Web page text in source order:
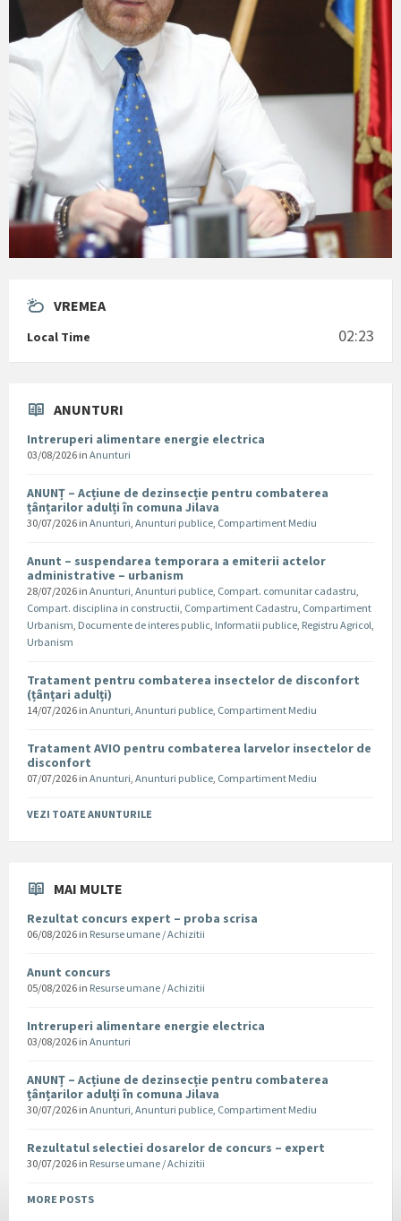
VREMEA
Local Time 02:23
ANUNTURI
Intreruperi alimentare energie electrica
03/08/2026 in Anunturi
ANUNȚ – Acțiune de dezinsecție pentru combaterea
țânțarilor adulți în comuna Jilava
30/07/2026 in Anunturi, Anunturi publice, Compartiment Mediu
Anunt – suspendarea temporara a emiterii actelor
administrative – urbanism
28/07/2026 in Anunturi, Anunturi publice, Compart. comunitar cadastru,
Compart. disciplina in constructii, Compartiment Cadastru, Compartiment
Urbanism, Documente de interes public, Informatii publice, Registru Agricol,
Urbanism
Tratament pentru combaterea insectelor de disconfort
(țânțari adulți)
14/07/2026 in Anunturi, Anunturi publice, Compartiment Mediu
Tratament AVIO pentru combaterea larvelor insectelor de
disconfort
07/07/2026 in Anunturi, Anunturi publice, Compartiment Mediu
VEZI TOATE ANUNTURILE
MAI MULTE
Rezultat concurs expert – proba scrisa
06/08/2026 in Resurse umane / Achizitii
Anunt concurs
05/08/2026 in Resurse umane / Achizitii
Intreruperi alimentare energie electrica
03/08/2026 in Anunturi
ANUNȚ – Acțiune de dezinsecție pentru combaterea
țânțarilor adulți în comuna Jilava
30/07/2026 in Anunturi, Anunturi publice, Compartiment Mediu
Rezultatul selectiei dosarelor de concurs – expert
30/07/2026 in Resurse umane / Achizitii
MORE POSTS